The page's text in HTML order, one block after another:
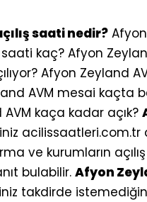
saati nedir?Afyon
kaç? Afyon
Afyon Zeyland
AVM mesai kaçta
kaça kadar açık?
acilissaatleri.com.tr
ve kurumların
bulabilir. Afyon
takdirde